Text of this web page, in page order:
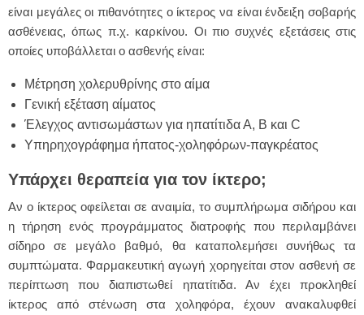
είναι μεγάλες οι πιθανότητες ο ίκτερος να είναι ένδειξη σοβαρής
ασθένειας, όπως π.χ. καρκίνου. Οι πιο συχνές εξετάσεις στις
οποίες υποβάλλεται ο ασθενής είναι:
Μέτρηση χολερυθρίνης στο αίμα
Γενική εξέταση αίματος
Έλεγχος αντισωμάστων για ηπατίτιδα Α, Β και C
Υπηρηχογράφημα ήπατος-χοληφόρων-παγκρέατος
Υπάρχει θεραπεία για τον ίκτερο;
Αν ο ίκτερος οφείλεται σε αναιμία, το συμπλήρωμα σιδήρου και
η τήρηση ενός προγράμματος διατροφής που περιλαμβάνει
σίδηρο σε μεγάλο βαθμό, θα καταπολεμήσει συνήθως τα
συμπτώματα. Φαρμακευτική αγωγή χορηγείται στον ασθενή σε
περίπτωση που διαπιστωθεί ηπατίτιδα. Αν έχει προκληθεί
ίκτερος από στένωση στα χοληφόρα, έχουν ανακαλυφθεί